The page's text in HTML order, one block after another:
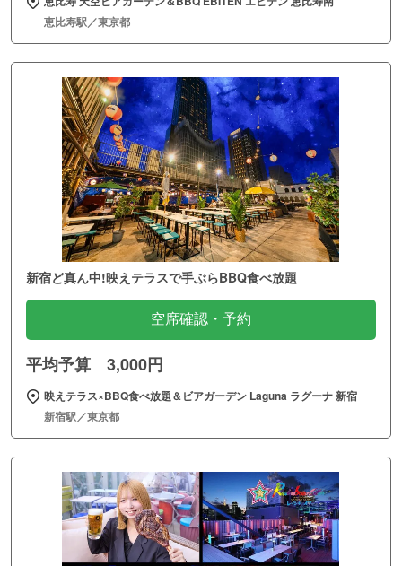
恵比寿駅／東京都
新宿ど真ん中!映えテラスで手ぶらBBQ食べ放題
空席確認・予約
平均予算 3,000円
映えテラス×BBQ食べ放題＆ビアガーデン Laguna ラグーナ 新宿
新宿駅／東京都